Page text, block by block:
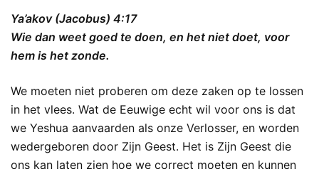
Ya’akov (Jacobus) 4:17
Wie dan weet goed te doen, en het niet doet, voor
hem is het zonde.
We moeten niet proberen om deze zaken op te lossen
in het vlees. Wat de Eeuwige echt wil voor ons is dat
we Yeshua aanvaarden als onze Verlosser, en worden
wedergeboren door Zijn Geest. Het is Zijn Geest die
ons kan laten zien hoe we correct moeten en kunnen